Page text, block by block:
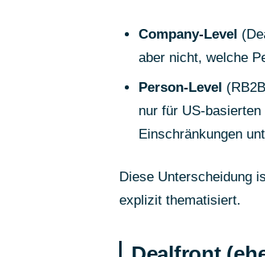
Company-Level
aber nicht, welche
Person-Level
nur für US-
Einschränkungen
Diese Unterscheidung
explizit thematisiert.